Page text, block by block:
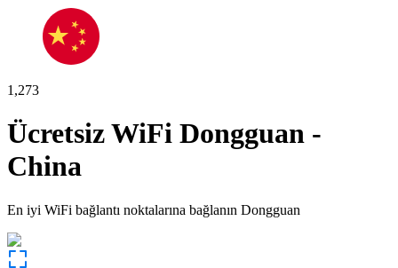
1,273
Ücretsiz WiFi Dongguan -
China
En iyi WiFi bağlantı noktalarına bağlanın Dongguan